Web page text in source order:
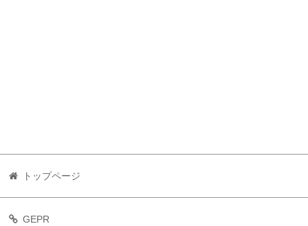
トップページ
GEPR